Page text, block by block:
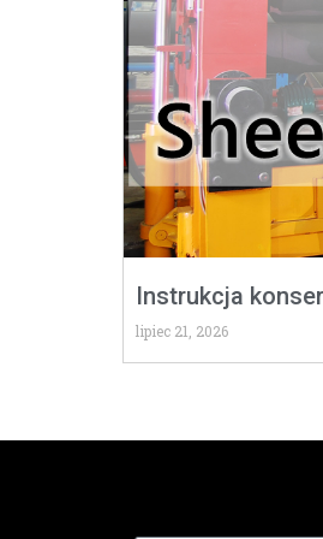
Instrukcja
lipiec 21, 2026